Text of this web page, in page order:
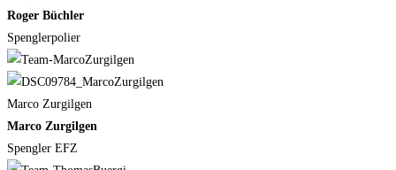
Roger Büchler
Spenglerpolier
Marco Zurgilgen
Marco Zurgilgen
Spengler EFZ